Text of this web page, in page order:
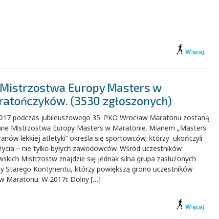
Europy Masters w
(3530 zgłoszonych)
podczas jubileuszowego 35. PKO Wrocław Maratonu zostaną
Mistrzostwa Europy Masters w Maratonie. Mianem „Masters
lekkiej atletyki” określa się sportowców, którzy ukończyli
– nie tylko byłych zawodowców. Wśród uczestników
Mistrzostw znajdzie się jednak silna grupa zasłużonych
Starego Kontynentu, którzy powiększą grono uczestników
Maratonu. W 2017r. Dolny […]